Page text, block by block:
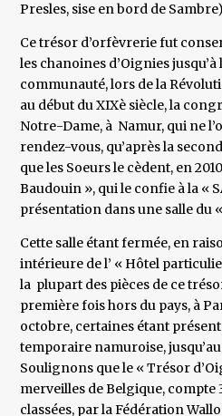
Presles, sise en bord de
Ce trésor d’orfèvrerie fut
les chanoines d’Oignies
communauté, lors de la
au début du XIXè siècle, la
Notre-Dame, à Namur, qui ne
rendez-vous, qu’après la
que les Soeurs le cèdent, en
Baudouin », qui le confie à la «
présentation dans une salle du
Cette salle étant fermée, en
intérieure de l’ « Hôtel
la plupart des pièces de ce
première fois hors du pays, à
octobre, certaines étant
temporaire namuroise,
Soulignons que le « Trésor
merveilles de Belgique, compte
classées, par la Fédération